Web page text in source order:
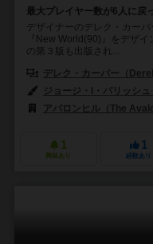
最大プレイヤー数が6人に戻
デザイナーのデレク・カー
『New World(90)』をデザ
の第３版も出版され...
デレク・カーバー（
ジョージ・I・パリッシ
アバロンヒル（The
1
興味あり
1
経験あり